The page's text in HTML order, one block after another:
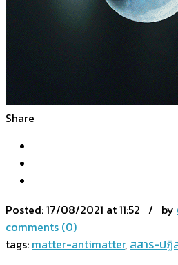
Share
Posted:17/08/2021 at 11:52 / by
comments (0)
tags: matter-antimatter, สสาร-ปฏิ